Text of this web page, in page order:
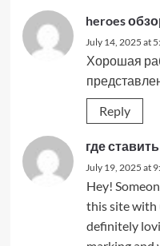
heroes
July 14, 2025 at
Хорошая
Reply
где
July 19, 2025 at
Hey!
this site with
definitely